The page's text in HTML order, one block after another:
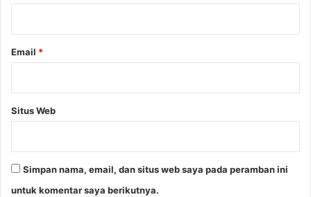
Email *
Situs Web
Simpan nama, email, dan situs web saya pada peramban ini
untuk komentar saya berikutnya.